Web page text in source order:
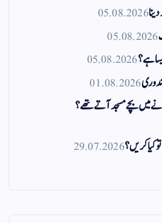
05.08.2026
05.08.2026
ہے؟05.08.2026
01.08.2026
میں بچے مسجد آتے تھے؟
کیا کریں؟29.07.2026